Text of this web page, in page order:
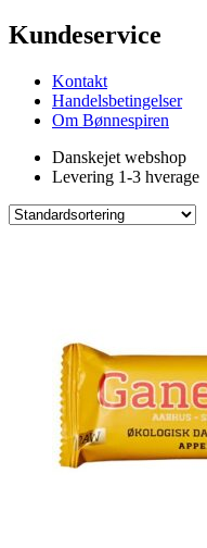
Kundeservice
Kontakt
Handelsbetingelser
Om Bønnespiren
Danskejet webshop
Levering 1-3 hverage